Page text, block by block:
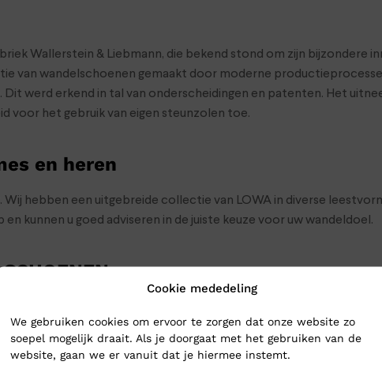
Cookie mededeling
We gebruiken cookies om ervoor te zorgen dat onze website zo
soepel mogelijk draait. Als je doorgaat met het gebruiken van de
website, gaan we er vanuit dat je hiermee instemt.
Wallerstein & Liebmann, die bekend stond om zijn bijzondere
van wandelschoenen gemaakt door moderne
werd erkend in tal van onderscheidingen en patenten. Het
voor het gebruik van eigen steunzolen toe.
en heren
hebben een uitgebreide collectie van LOWA in diverse
kunnen u goed adviseren in de juiste keuze voor uw wandeldoel.
naar Klinkenberg Schoenen in Geldrop. Dan weet
we de schoenen toch gewoon naar je op: bestel ze online in